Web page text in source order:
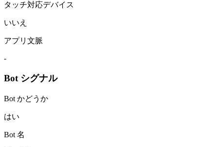
タッチ対応デバイス
いいえ
アプリ文脈
-
Bot シグナル
Bot かどうか
はい
Bot 名